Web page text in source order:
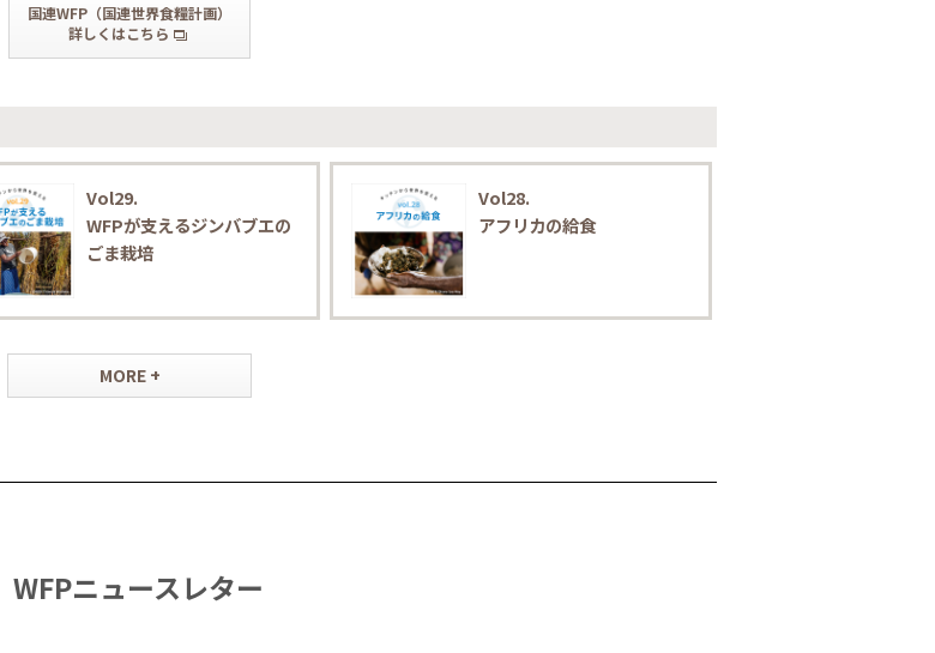
国連WFP（国連世界食糧計画）
詳しくはこちら
Vol29.
WFPが支えるジンバブエの
ごま栽培
Vol28.
アフリカの給食
MORE +
WFPニュースレター